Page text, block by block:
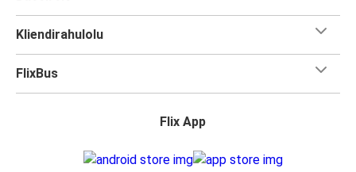
Kliendirahulolu
FlixBus
Flix App